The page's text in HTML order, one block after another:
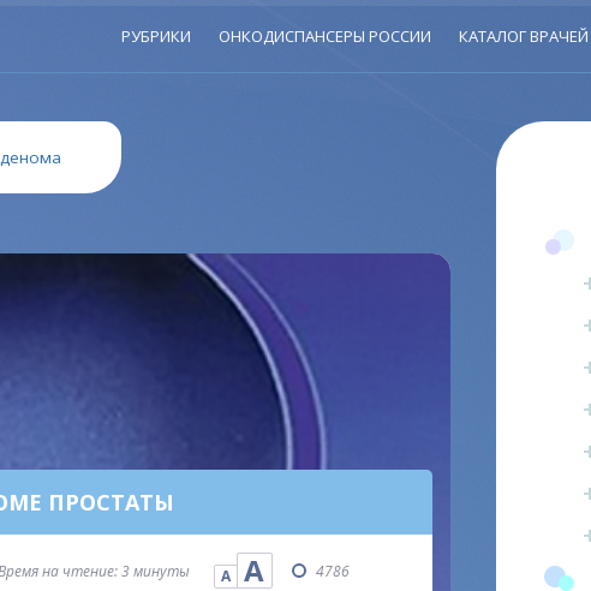
РУБРИКИ ОНКОДИСПАНСЕРЫ РОССИИ КАТАЛОГ ВРАЧЕЙ
ПРОСТАТЫ
на чтение: 3 минуты А А 4786